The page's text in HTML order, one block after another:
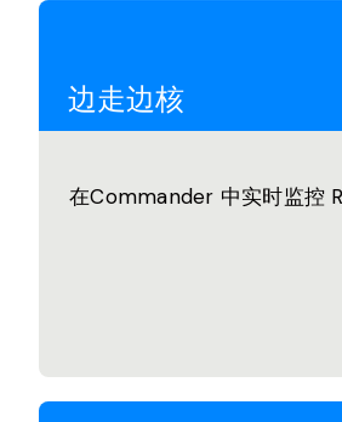
边走边核
在Commander 中实时监控